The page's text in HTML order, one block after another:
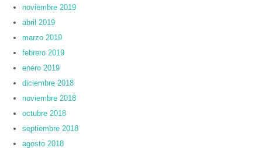
noviembre 2019
abril 2019
marzo 2019
febrero 2019
enero 2019
diciembre 2018
noviembre 2018
octubre 2018
septiembre 2018
agosto 2018